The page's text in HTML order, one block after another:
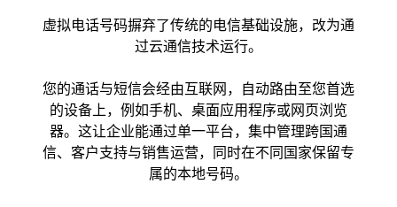
虚拟电话号码摒弃了传统的电信基础设施，改为通
过云通信技术运行。
您的通话与短信会经由互联网，自动路由至您首选
的设备上，例如手机、桌面应用程序或网页浏览
器。这让企业能通过单一平台，集中管理跨国通
信、客户支持与销售运营，同时在不同国家保留专
属的本地号码。